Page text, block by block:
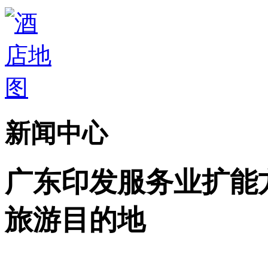
新闻中心
广东印发服务业扩
旅游目的地